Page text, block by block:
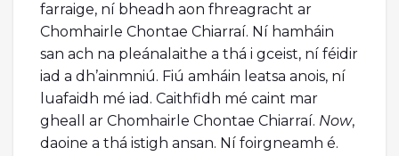
farraige, ní bheadh aon fhreagracht ar
Chomhairle Chontae Chiarraí. Ní hamháin
san ach na pleánalaithe a thá i gceist, ní féidir
iad a dh’ainmniú. Fiú amháin leatsa anois, ní
luafaidh mé iad. Caithfidh mé caint mar
gheall ar Chomhairle Chontae Chiarraí. Now,
daoine a thá istigh ansan. Ní foirgneamh é.